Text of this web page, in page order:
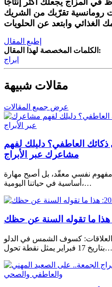
إطبع المقال
الكلمات المخصصة لهذا المقال:
ابراج
مقالات شبيهة
عرض جميع المقالات
العاطفي؟ دليلك لفهم
مشاعرك عبر الأبراج
مفهوم نفسي معقّد، بل أصبح مهارة
أساسية في حياتنا اليومية،…
مارس – 20 أبريل) العلاقات: كسوف الشمس في الدلو
بتاريخ 17 فبراير يمثل نقطة تحول…